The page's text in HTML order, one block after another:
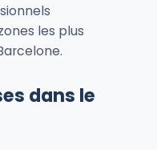
les plus
dans le